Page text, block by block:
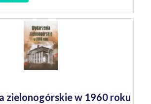
zielonogórskie w 1960 roku